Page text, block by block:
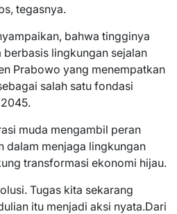
tegasnya.
bahwa tingginya
lingkungan sejalan
Prabowo yang menempatkan
salah satu fondasi
muda mengambil peran
dalam menjaga lingkungan
transformasi ekonomi hijau.
Tugas kita sekarang
itu menjadi aksi nyata.Dari